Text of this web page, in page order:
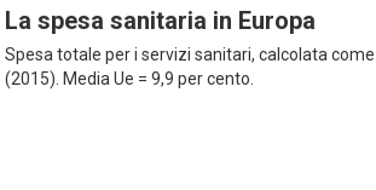
La spesa sanitaria in Europa
Spesa totale per i servizi sanitari, calcolata
(2015). Media Ue = 9,9 per cento.